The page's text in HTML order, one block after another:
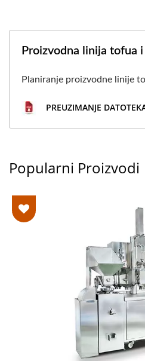
Proizvodna linija tofua
Planiranje proizvodne linije
PREUZIMANJE
Popularni Proizvodi